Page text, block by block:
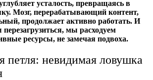
усталость, превращаясь в
Мозг, перерабатывающий контент,
продолжает активно работать. И
перезагрузиться, мы расходуем
ресурсы, не замечая подвоха.
петля: невидимая ловушка